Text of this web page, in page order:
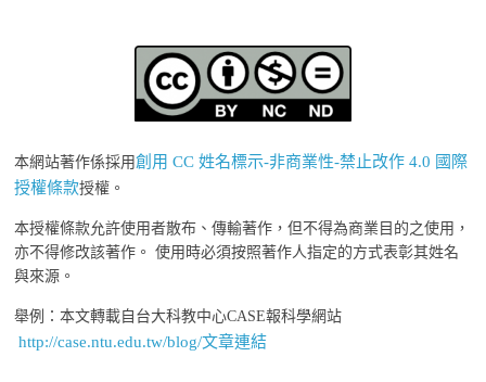
本網站著作係採用創用 CC 姓名標示-非商業性-禁止改作 4.0 國際
授權條款授權。
本授權條款允許使用者散布、傳輸著作，但不得為商業目的之使用，
亦不得修改該著作。 使用時必須按照著作人指定的方式表彰其姓名
與來源。
舉例：本文轉載自台大科教中心CASE報科學網站
http://case.ntu.edu.tw/blog/文章連結